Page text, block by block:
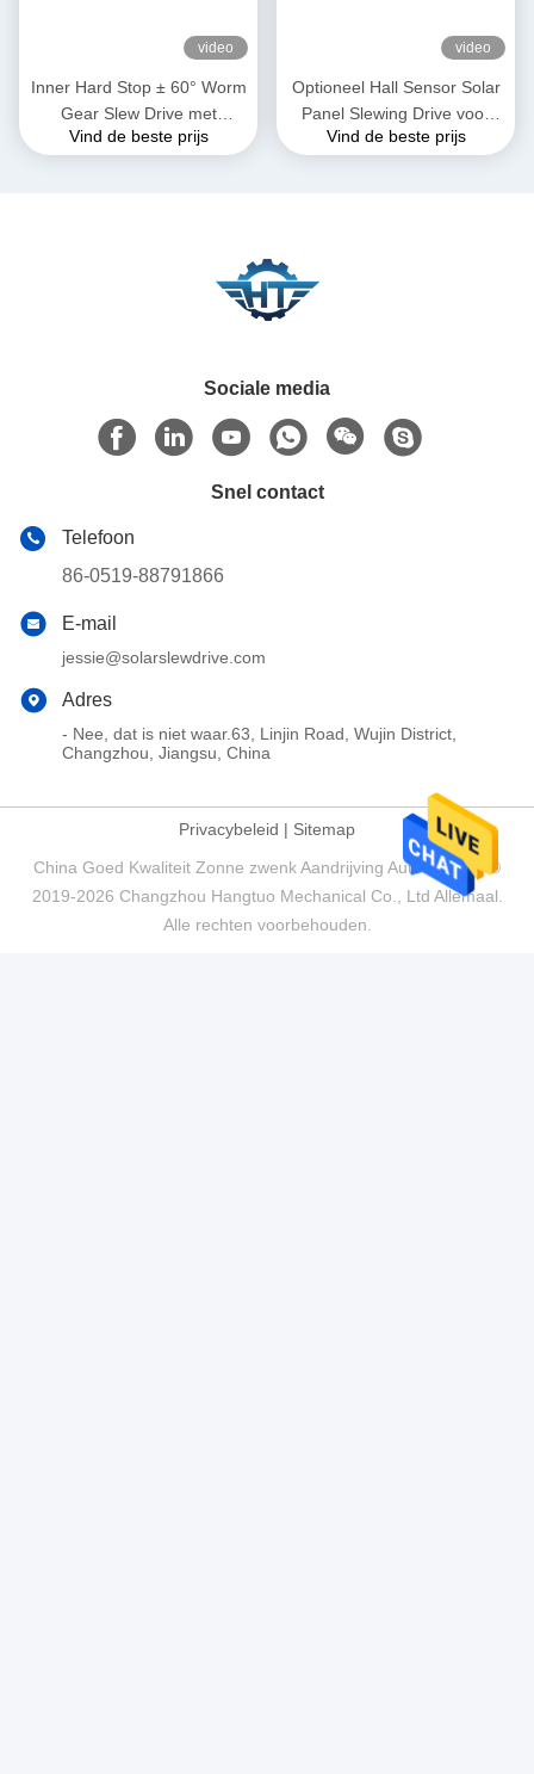
video
Inner Hard Stop ± 60° Worm
Gear Slew Drive met
zelfvergrendeling en precisie
Vind de beste prijs
video
Optioneel Hall Sensor Solar
Panel Slewing Drive voor
snelle en gemakkelijke
Vind de beste prijs
Sociale media
Snel contact
Telefoon
86-0519-88791866
E-mail
jessie@solarslewdrive.com
Adres
- Nee, dat is niet waar.63, Linjin Road, Wujin District,
Changzhou, Jiangsu, China
Privacybeleid | Sitemap
China Goed Kwaliteit Zonne zwenk Aandrijving Auteursrecht ©
2019-2026 Changzhou Hangtuo Mechanical Co., Ltd Allemaal.
Alle rechten voorbehouden.